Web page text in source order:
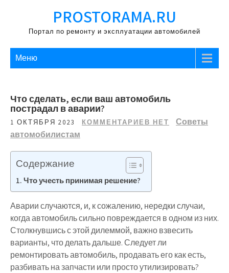
содержимому
PROSTORAMA.RU
Портал по ремонту и эксплуатации автомобилей
Меню
Что сделать, если ваш автомобиль
пострадал в аварии?
1 ОКТЯБРЯ 2023 КОММЕНТАРИЕВ НЕТ
Советы
автомобилистам
Содержание
Что учесть принимая решение?
Аварии случаются, и, к сожалению, нередки случаи,
когда автомобиль сильно повреждается в одном из них.
Столкнувшись с этой дилеммой, важно взвесить
варианты, что делать дальше. Следует ли
ремонтировать автомобиль, продавать его как есть,
разбивать на запчасти или просто утилизировать?